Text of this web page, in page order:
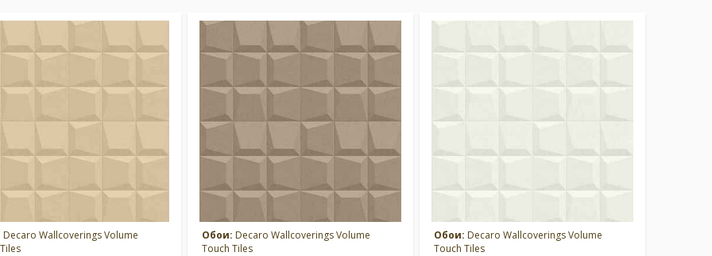
Decaro Wallcoverings Volume
Обои: Decaro Wallcoverings Volume
Touch Tiles
Обои: Decaro Wallcoverings Volume
Touch Tiles